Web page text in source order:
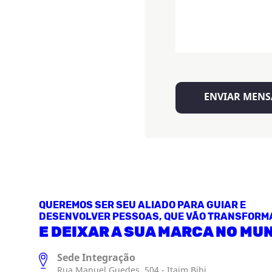
QUEREMOS SER SEU ALIADO PARA GUIAR E
DESENVOLVER PESSOAS, QUE VÃO
E DEIXAR A SUA MARCA NO
Sede Integração